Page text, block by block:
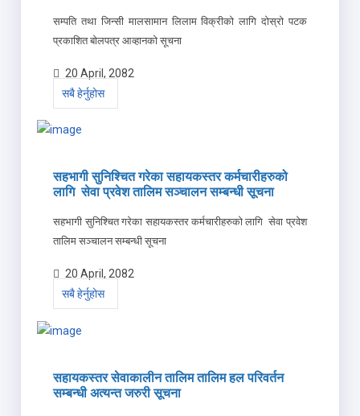
सम्पति तथा जिन्सी मालसामान लिलाम विक्रीको लागि दोस्रो पटक
प्रकाशित बोलपत्र आव्हानको सूचना
20 April, 2082
सबै हेर्नुहोस
सहभागी सुनिश्चित गरेका सहायकस्तर कर्मचारीहरुको
लागि सेवा प्रवेश तालिम सञ्चालन सम्बन्धी सूचना
सहभागी सुनिश्चित गरेका सहायकस्तर कर्मचारीहरुको लागि सेवा प्रवेश
तालिम सञ्चालन सम्बन्धी सूचना
20 April, 2082
सबै हेर्नुहोस
सहायकस्तर सेवाकालीन तालिम तालिम हल परिवर्तन
सम्बन्धी अत्यन्त जरुरी सूचना